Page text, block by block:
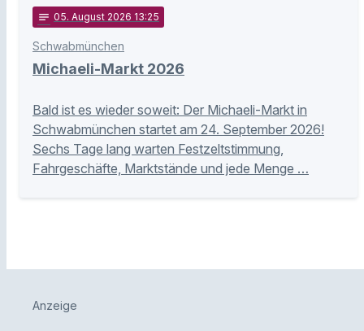
notes 05. August 2026 13:25
Schwabmünchen
Michaeli-Markt 2026
Bald ist es wieder soweit: Der Michaeli-Markt in
Schwabmünchen startet am 24. September 2026!
Sechs Tage lang warten Festzeltstimmung,
Fahrgeschäfte, Marktstände und jede Menge …
Anzeige